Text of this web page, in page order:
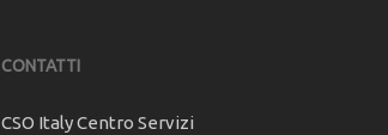
CONTATTI
CSO Italy Centro Servizi